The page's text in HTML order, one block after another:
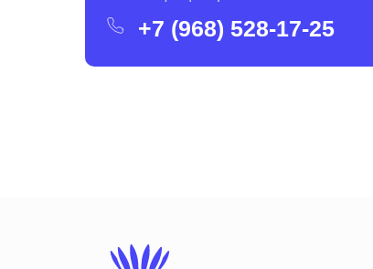
+7 (968) 528-17-25